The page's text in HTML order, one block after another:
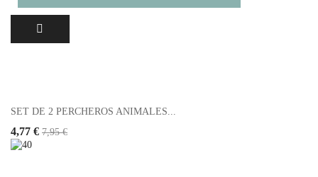
SET DE 2 PERCHEROS ANIMALES...
4,77 € 7,95 €